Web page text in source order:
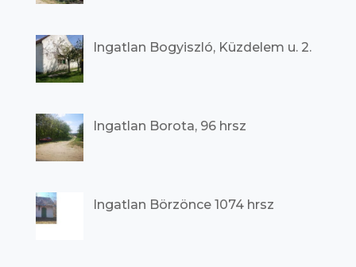
Ingatlan Bogyiszló, Küzdelem u. 2.
Ingatlan Borota, 96 hrsz
Ingatlan Börzönce 1074 hrsz